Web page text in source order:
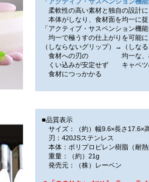
柔軟性の高い素材と独自の設計
本体がしなり、食材面を均一に
「アクティブ・サスペンション機
均一で極うすの仕上がりを可能
（しならないグリップ）→（しな
食材への刃の 均一な、極
くい込みが安定せず キャベツ
食材につっかかる
■品質表示
サイズ：（約）幅9.6×長さ17.6×
刃：420JSステンレス
本体：ポリプロピレン樹脂（耐
重量：（約）21g
発売元：（株）レーベン